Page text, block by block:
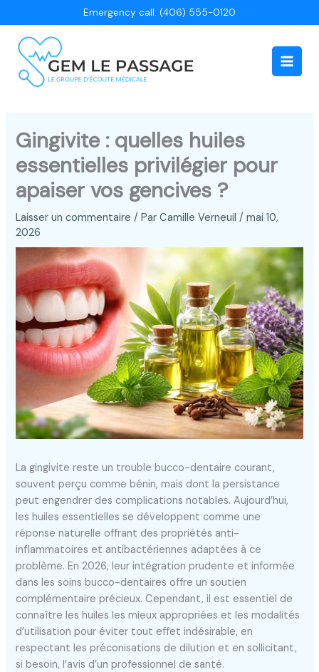
au
contenu
Emergency call: (406) 555-0120
Main
Gingivite : quelles huiles
essentielles privilégier pour
apaiser vos gencives ?
Laisser un commentaire / ParCamille Verneuil/mai 10,
2026
La gingivite reste un trouble bucco-dentaire courant,
souvent perçu comme bénin, mais dont la persistance
peut engendrer des complications notables. Aujourd’hui,
les huiles essentielles se développent comme une
réponse naturelle offrant des propriétés anti-
inflammatoires et antibactériennes adaptées à ce
problème. En 2026, leur intégration prudente et informée
dans les soins bucco-dentaires offre un soutien
complémentaire précieux. Cependant, il est essentiel de
connaître les huiles les mieux appropriées et les modalités
d’utilisation pour éviter tout effet indésirable, en
respectant les préconisations de dilution et en sollicitant,
si besoin, l’avis d’un professionnel de santé.